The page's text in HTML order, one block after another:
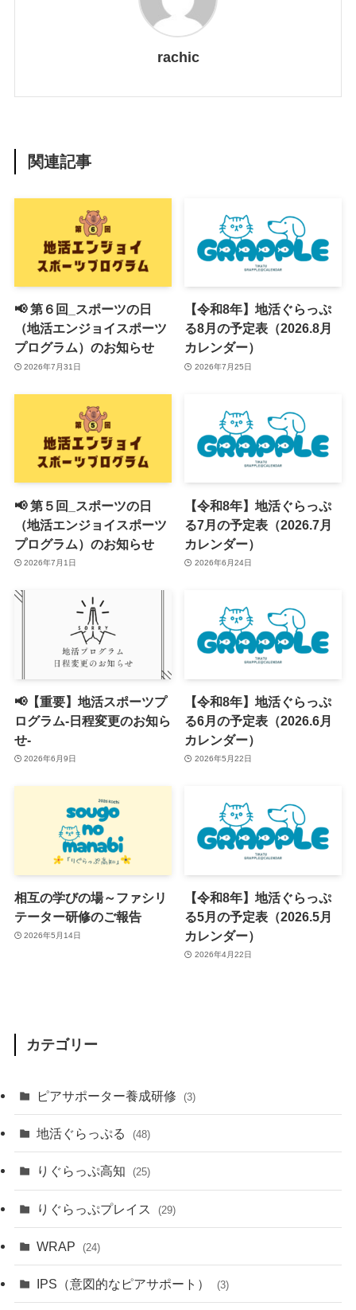
rachic
関連記事
📢 第６回_スポーツの日
（地活エンジョイスポーツ
プログラム）のお知らせ
2026年7月31日
【令和8年】地活ぐらっぷ
る8月の予定表（2026.8月
カレンダー）
2026年7月25日
📢 第５回_スポーツの日
（地活エンジョイスポーツ
プログラム）のお知らせ
2026年7月1日
【令和8年】地活ぐらっぷ
る7月の予定表（2026.7月
カレンダー）
2026年6月24日
📢【重要】地活スポーツプ
ログラム-日程変更のお知ら
せ-
2026年6月9日
【令和8年】地活ぐらっぷ
る6月の予定表（2026.6月
カレンダー）
2026年5月22日
相互の学びの場～ファシリ
テーター研修のご報告
2026年5月14日
【令和8年】地活ぐらっぷ
る5月の予定表（2026.5月
カレンダー）
2026年4月22日
カテゴリー
ピアサポーター養成研修 (3)
地活ぐらっぷる (48)
りぐらっぷ高知 (25)
りぐらっぷプレイス (29)
WRAP (24)
IPS（意図的なピアサポート） (3)